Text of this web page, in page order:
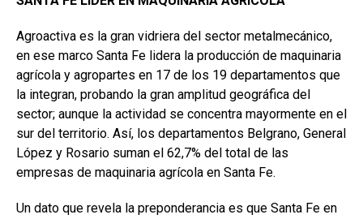
Agroactiva es la gran vidriera del sector metalmecánico,
en ese marco Santa Fe lidera la producción de maquinaria
agrícola y agropartes en 17 de los 19 departamentos que
la integran, probando la gran amplitud geográfica del
sector; aunque la actividad se concentra mayormente en el
sur del territorio. Así, los departamentos Belgrano, General
López y Rosario suman el 62,7% del total de las
empresas de maquinaria agrícola en Santa Fe.
Un dato que revela la preponderancia es que Santa Fe en